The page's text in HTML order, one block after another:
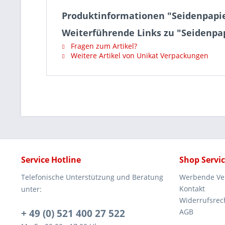
Produktinformationen
Weiterführende Links zu
Fragen zum Artikel?
Weitere Artikel von Unikat Verpackungen
Service Hotline
Telefonische Unterstützung und Beratung
unter:
+ 49 (0) 521 400 27 522
Shop
Werbende
Kontakt
AGB